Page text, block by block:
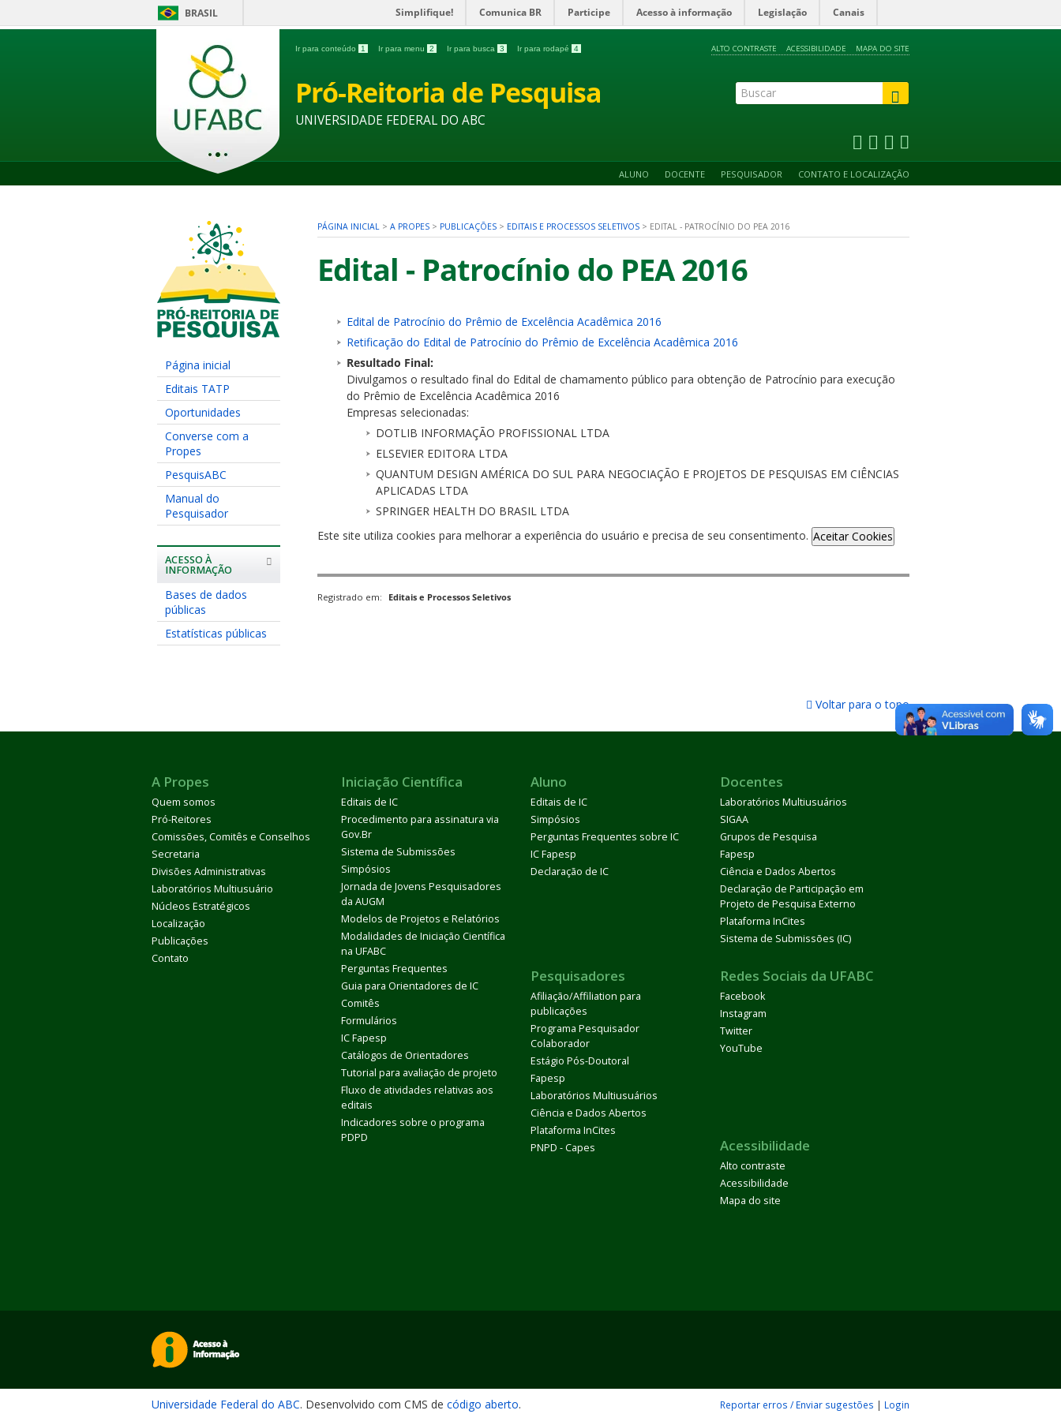
BRASIL Simplifique! Comunica BR Participe Acesso à informação Legislação Canais
Ir para conteúdo 1 Ir para menu 2 Ir para busca 3 Ir para rodapé 4 ALTO CONTRASTE ACESSIBILIDADE MAPA DO SITE
Pró-Reitoria de Pesquisa
UNIVERSIDADE FEDERAL DO ABC
ALUNO DOCENTE PESQUISADOR CONTATO E LOCALIZAÇÃO
Página inicial
Editais TATP
Oportunidades
Converse com a
Propes
PesquisABC
Manual do
Pesquisador
ACESSO À
INFORMAÇÃO
Bases de dados
públicas
Estatísticas públicas
PÁGINA INICIAL > A PROPES > PUBLICAÇÕES > EDITAIS E PROCESSOS SELETIVOS > EDITAL - PATROCÍNIO DO PEA 2016
Edital - Patrocínio do PEA 2016
Edital de Patrocínio do Prêmio de Excelência Acadêmica 2016
Retificação do Edital de Patrocínio do Prêmio de Excelência Acadêmica 2016
Resultado Final:
Divulgamos o resultado final do Edital de chamamento público para obtenção de Patrocínio para execução
do Prêmio de Excelência Acadêmica 2016
Empresas selecionadas:
DOTLIB INFORMAÇÃO PROFISSIONAL LTDA
ELSEVIER EDITORA LTDA
QUANTUM DESIGN AMÉRICA DO SUL PARA NEGOCIAÇÃO E PROJETOS DE PESQUISAS EM CIÊNCIAS
APLICADAS LTDA
SPRINGER HEALTH DO BRASIL LTDA
Este site utiliza cookies para melhorar a experiência do usuário e precisa de seu consentimento. Aceitar Cookies
Registrado em: Editais e Processos Seletivos
Voltar para o topo
A Propes
Quem somos
Pró-Reitores
Comissões, Comitês e Conselhos
Secretaria
Divisões Administrativas
Laboratórios Multiusuário
Núcleos Estratégicos
Localização
Publicações
Contato
Iniciação Científica
Editais de IC
Procedimento para assinatura via
Gov.Br
Sistema de Submissões
Simpósios
Jornada de Jovens Pesquisadores
da AUGM
Modelos de Projetos e Relatórios
Modalidades de Iniciação Científica
na UFABC
Perguntas Frequentes
Guia para Orientadores de IC
Comitês
Formulários
IC Fapesp
Catálogos de Orientadores
Tutorial para avaliação de projeto
Fluxo de atividades relativas aos
editais
Indicadores sobre o programa
PDPD
Aluno
Editais de IC
Simpósios
Perguntas Frequentes sobre IC
IC Fapesp
Declaração de IC
Docentes
Laboratórios Multiusuários
SIGAA
Grupos de Pesquisa
Fapesp
Ciência e Dados Abertos
Declaração de Participação em
Projeto de Pesquisa Externo
Plataforma InCites
Sistema de Submissões (IC)
Pesquisadores
Afiliação/Affiliation para
publicações
Programa Pesquisador
Colaborador
Estágio Pós-Doutoral
Fapesp
Laboratórios Multiusuários
Ciência e Dados Abertos
Plataforma InCites
PNPD - Capes
Redes Sociais da UFABC
Facebook
Instagram
Twitter
YouTube
Acessibilidade
Alto contraste
Acessibilidade
Mapa do site
Universidade Federal do ABC. Desenvolvido com CMS de código aberto. Reportar erros / Enviar sugestões | Login